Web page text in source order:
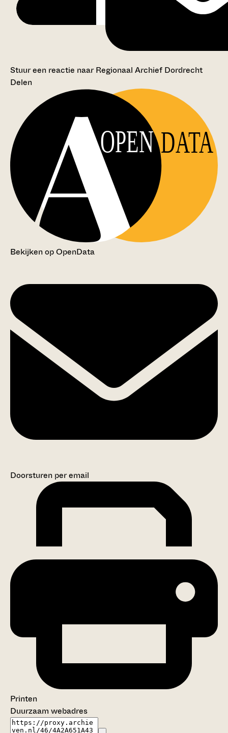
Stuur een reactie naar Regionaal Archief Dordrecht
Delen
OPEN DATA
Bekijken op OpenData
Doorsturen per email
Printen
Duurzaam webadres